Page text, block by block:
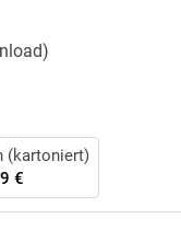
(kartoniert)
€